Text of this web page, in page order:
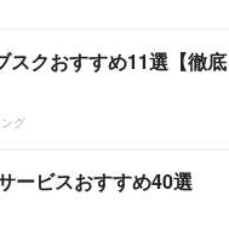
スクおすすめ11選【徹底
グ
ービスおすすめ40選